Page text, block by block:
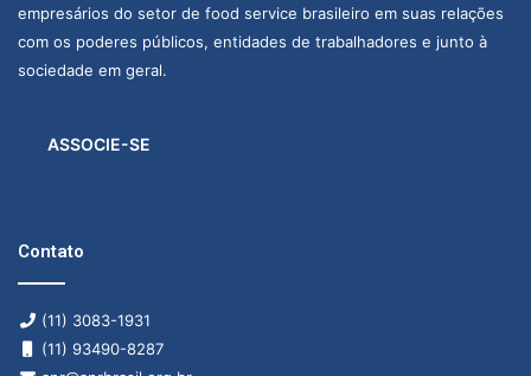
empresários do setor de food service brasileiro em suas relações
com os poderes públicos, entidades de trabalhadores e junto à
sociedade em geral.
ASSOCIE-SE
Contato
(11) 3083-1931
(11) 93490-8287